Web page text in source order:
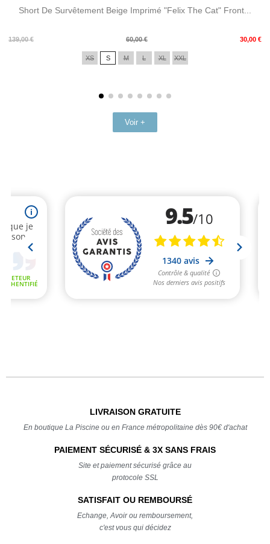
Short De Survêtement Beige Imprimé "Felix The Cat" Front...
139,00 €
Prix
60,00 € 30,00 €
Prix
XS S M L XL XXL
Voir +
LIVRAISON GRATUITE
En boutique La Piscine ou en France métropolitaine dès 90€ d'achat
PAIEMENT SÉCURISÉ & 3X SANS FRAIS
Site et paiement sécurisé grâce au
protocole SSL
SATISFAIT OU REMBOURSÉ
Echange, Avoir ou remboursement,
c'est vous qui décidez